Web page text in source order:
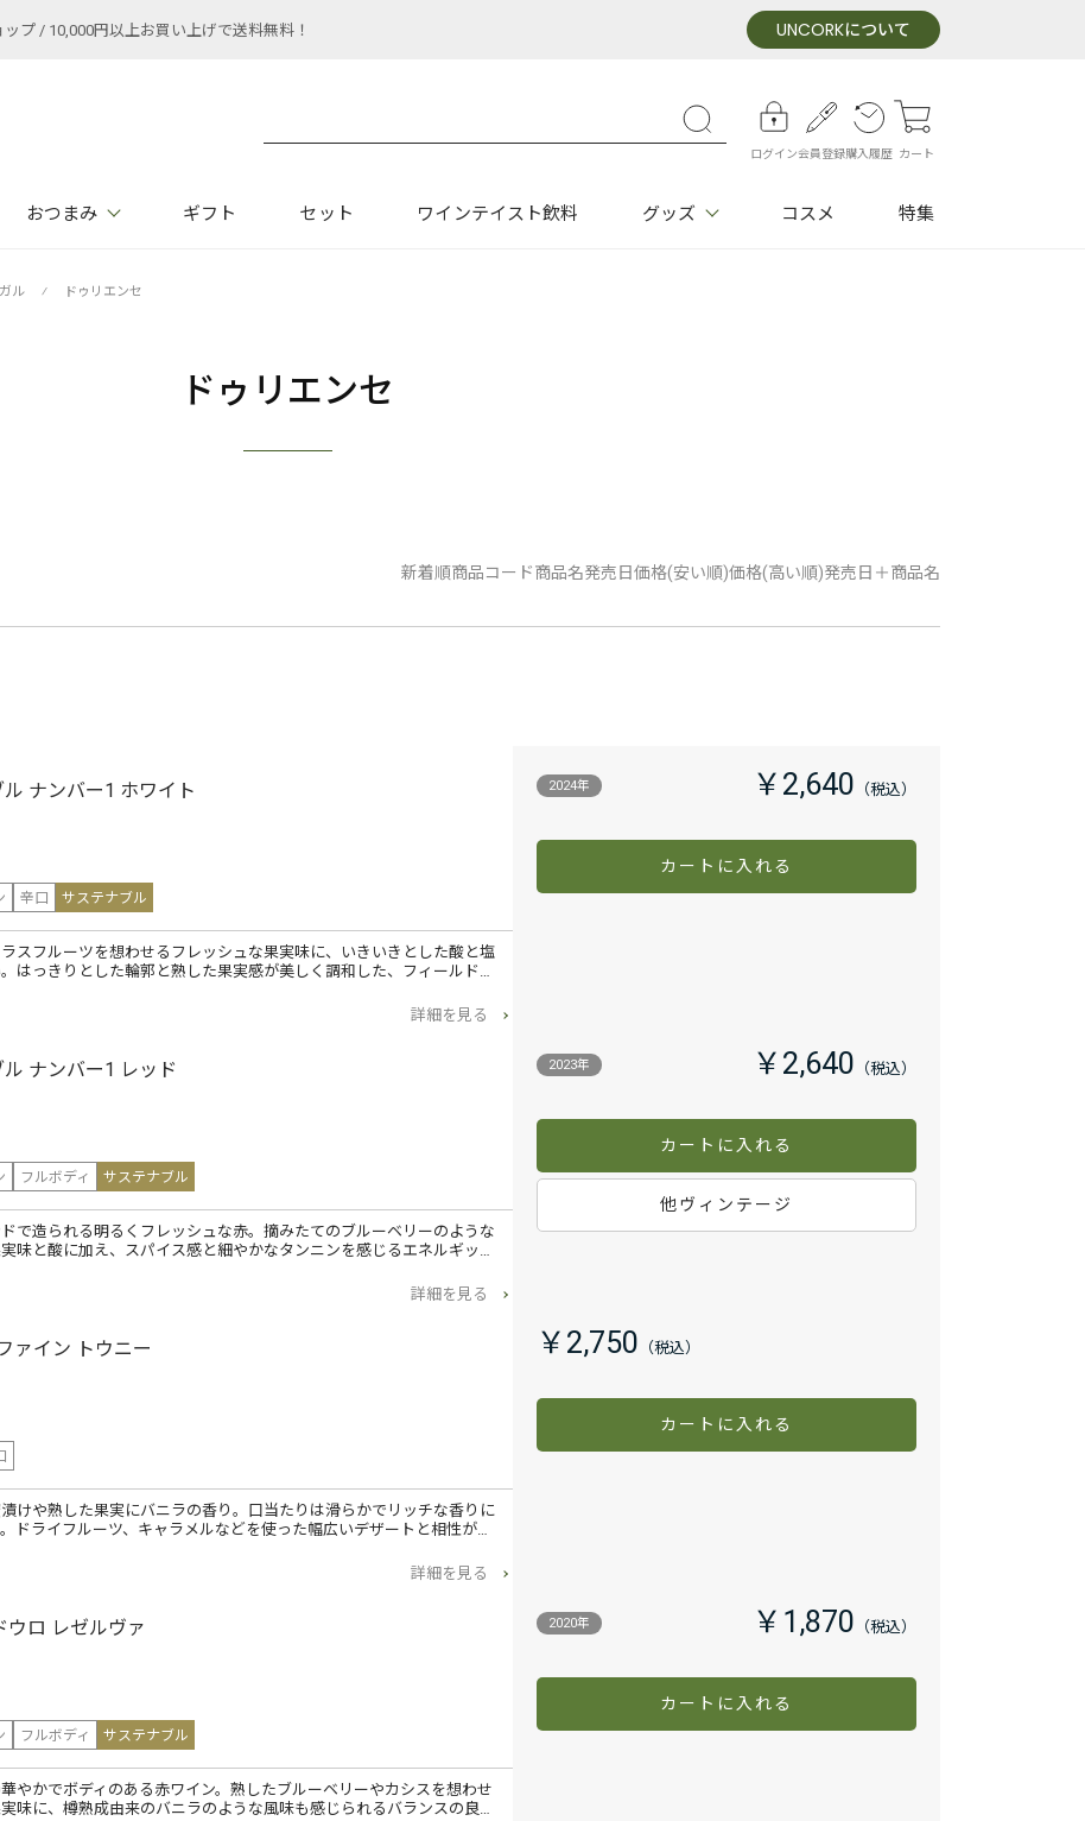
プ / 10,000円以上お買い上げで送料無料！ UNCORKについて
ログイン会員登録購入履歴 カート
おつまみ ギフト セット ワインテイスト飲料 グッズ コスメ 特集
ル ⁄ ドゥリエンセ
ドゥリエンセ
新着順商品コード商品名発売日価格(安い順)価格(高い順)発売日＋商品名
ナンバー1 ホワイト
辛口 サステナブル
スフルーツを想わせるフレッシュな果実味に、いきいきとした酸と塩
はっきりとした輪郭と熟した果実感が美しく調和した、フィールド…
詳細を見る
2024年 ￥2,640
カートに入れる
ナンバー1 レッド
フルボディ サステナブル
で造られる明るくフレッシュな赤。摘みたてのブルーベリーのような
味と酸に加え、スパイス感と細やかなタンニンを感じるエネルギッ…
詳細を見る
2023年 ￥2,640
カートに入れる
他ヴィンテージ
ァイン トウニー
けや熟した果実にバニラの香り。口当たりは滑らかでリッチな香りに
ドライフルーツ、キャラメルなどを使った幅広いデザートと相性が…
詳細を見る
￥2,750
カートに入れる
ロ レゼルヴァ
フルボディ サステナブル
やかでボディのある赤ワイン。熟したブルーベリーやカシスを想わせ
味に、樽熟成由来のバニラのような風味も感じられるバランスの良…
2020年 ￥1,870
カートに入れる